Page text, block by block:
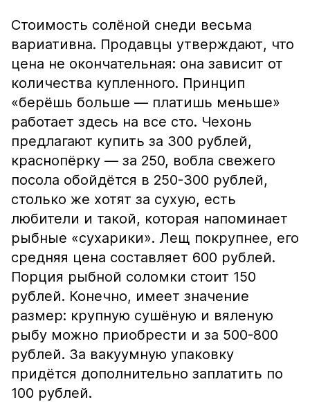
Стоимость солёной снеди весьма
вариативна. Продавцы утверждают, что
цена не окончательная: она зависит от
количества купленного. Принцип
«берёшь больше — платишь меньше»
работает здесь на все сто. Чехонь
предлагают купить за 300 рублей,
краснопёрку — за 250, вобла свежего
посола обойдётся в 250-300 рублей,
столько же хотят за сухую, есть
любители и такой, которая напоминает
рыбные «сухарики». Лещ покрупнее, его
средняя цена составляет 600 рублей.
Порция рыбной соломки стоит 150
рублей. Конечно, имеет значение
размер: крупную сушёную и вяленую
рыбу можно приобрести и за 500-800
рублей. За вакуумную упаковку
придётся дополнительно заплатить по
100 рублей.